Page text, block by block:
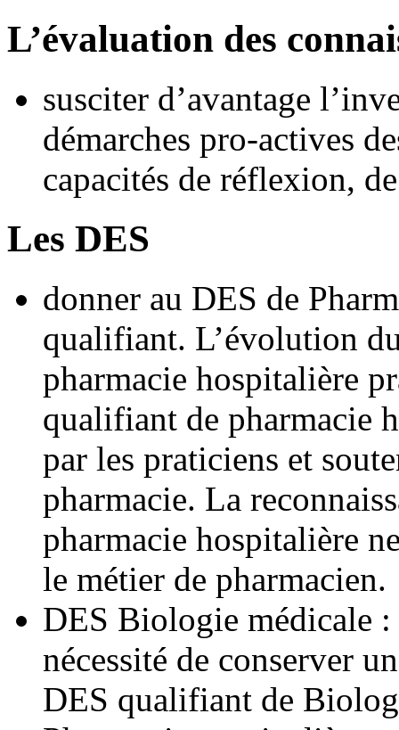
L’évaluation des
susciter d’avantage
démarches pro-actives
capacités de réflexion,
Les DES
donner au DES de
qualifiant. L’évolution
pharmacie hospitalière
qualifiant de pharmacie
par les praticiens et
pharmacie. La
pharmacie hospitalière
le métier de pharmacien.
DES Biologie médicale
nécessité de conserver
DES qualifiant de